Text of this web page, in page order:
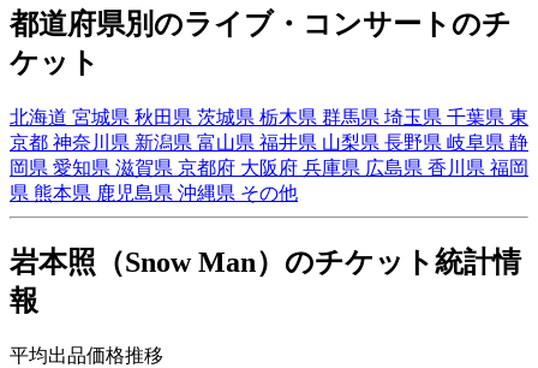
都道府県別のライブ・コンサートのチ
ケット
北海道 宮城県 秋田県 茨城県 栃木県 群馬県 埼玉県 千葉県 東
京都 神奈川県 新潟県 富山県 福井県 山梨県 長野県 岐阜県 静
岡県 愛知県 滋賀県 京都府 大阪府 兵庫県 広島県 香川県 福岡
県 熊本県 鹿児島県 沖縄県 その他
岩本照（Snow Man）のチケット統計情
報
平均出品価格推移